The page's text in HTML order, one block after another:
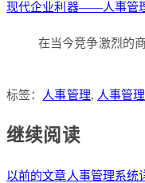
现代企业利器——人事管
在当今竞争激烈的
标签： 人事管理, 人事管
继续阅读
以前的文章人事管理系统